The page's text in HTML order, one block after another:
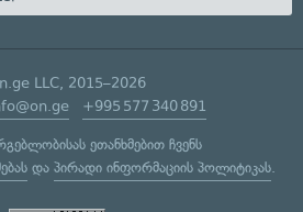
LLC, 2015–2026
+995 577 340 891
ეთანხმებით ჩვენს
და პირადი ინფორმაციის პოლიტიკას.